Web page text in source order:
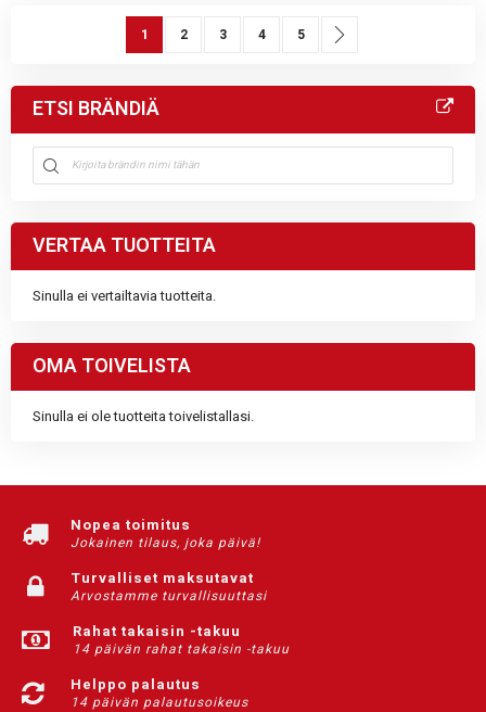
SivuYou're currently reading page
1 Sivu
2 Sivu
3 Sivu
4 Sivu
5
ETSI BRÄNDIÄ
VERTAA TUOTTEITA
Sinulla ei vertailtavia tuotteita.
OMA TOIVELISTA
Sinulla ei ole tuotteita toivelistallasi.
Nopea toimitus
Jokainen tilaus, joka päivä!
Turvalliset maksutavat
Arvostamme turvallisuuttasi
Rahat takaisin -takuu
14 päivän rahat takaisin -takuu
Helppo palautus
14 päivän palautusoikeus